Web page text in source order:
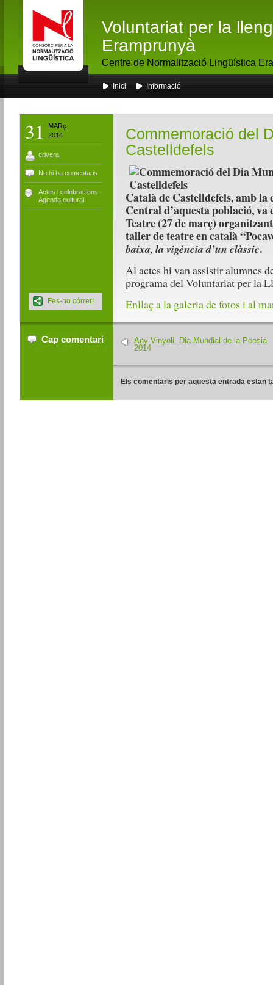
Voluntariat per la
Eramprunyà
Centre de Normalització Lingüística
Inici Informació
31
MARç
2014
crivera
No hi ha comentaris
Actes i celebracions
Agenda cultural
Commemoració del
Castelldefels
Català de Castelldefels, amb
Central d’aquesta població,
Teatre (27 de març)
taller de teatre en català
baixa, la vigència d’un clàssic.
Al actes hi van assistir alumnes
programa del Voluntariat per la
Enllaç a la galeria de fotos i al
Fes-ho córrer!
Cap comentari
Any Vinyoli. Dia Mundial de la Poesia
2014
Els comentaris per aquesta entrada estan